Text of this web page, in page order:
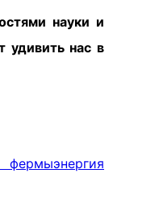
науки и
удивить нас в
энергия